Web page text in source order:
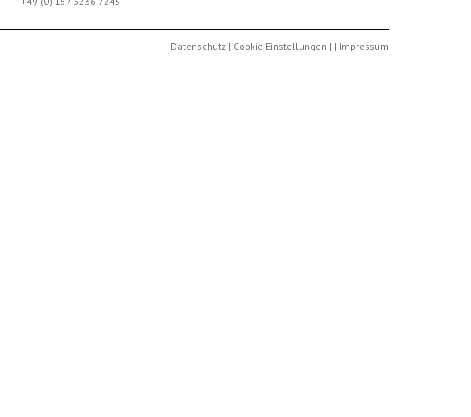
Datenschutz | Cookie Einstellungen | | Impressum